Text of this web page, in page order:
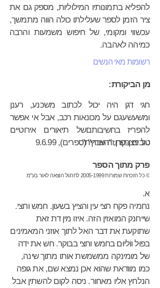
להפליא בתמונותיו המילוליות, מספק גם את
ציר הזמן לספר שעלילתו כולה הווה מתמשך,
עכשווי ומקומי, של חיפוש משמעות והרבה
כמיהה לאהבה.
רשומות מאי הנשים
מן הביקורת:
חגי דגן היה יכול לכתוב משכנע, רענן
ומשעשעגם על מכונאות רכב, אבל אי אפשר
להפריז בחשיבותםשל תיאורים אירוטיים
טובים בפרוזה עברית".
טל ניצן-קרן, "הארץ" (ספרים), 9.6.99
פרק מתוך הספר
© כל הזכויות שמורות 2005-1999 לחרגול הוצאה לאור בע"מ
א.
נחמיה פקח חצי עין והציץ בשעון. חמש וחצי.
שייחנק המואזין הזה. איזו מין דת זאת
שתוקעת את דבר האל לתוך אוזני המאמינים
בפוּל ווֹליוּם בחמש וחצי בבוקר. חש את ידה
של מומינקה ממשמשת אותו מתוך שינה,
כמו מוודאת שהוא אכן נמצא שם, את גופה
הנלחץ אליו מאחור. ניסה לקום להשתין אבל